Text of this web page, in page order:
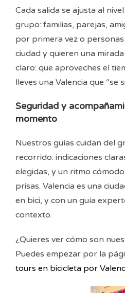
Cada salida se ajusta al
grupo: familias, parejas,
por primera vez o
ciudad y quieren una
claro: que aproveches el
lleves una Valencia que “se
Seguridad y
momento
Nuestros guías cuidan del
recorrido: indicaciones
elegidas, y un ritmo
prisas. Valencia es una
en bici, y con un guía
contexto.
¿Quieres ver cómo son
Puedes empezar por la
tours en bicicleta por